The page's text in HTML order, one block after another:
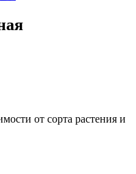
от сорта растения и